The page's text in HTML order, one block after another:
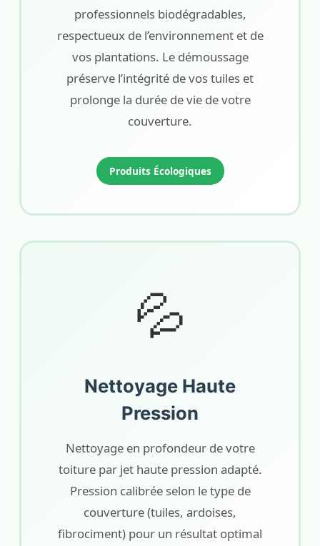
professionnels biodégradables,
respectueux de l’environnement et de
vos plantations. Le démoussage
préserve l’intégrité de vos tuiles et
prolonge la durée de vie de votre
couverture.
Produits Écologiques
💦
Nettoyage Haute
Pression
Nettoyage en profondeur de votre
toiture par jet haute pression adapté.
Pression calibrée selon le type de
couverture (tuiles, ardoises,
fibrociment) pour un résultat optimal